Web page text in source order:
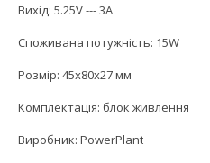
Вихід: 5.25V --- 3A
Споживана потужність: 15W
Pозмір: 45x80x27 мм
Комплектація: блок живлення
Виробник: PowerPlant